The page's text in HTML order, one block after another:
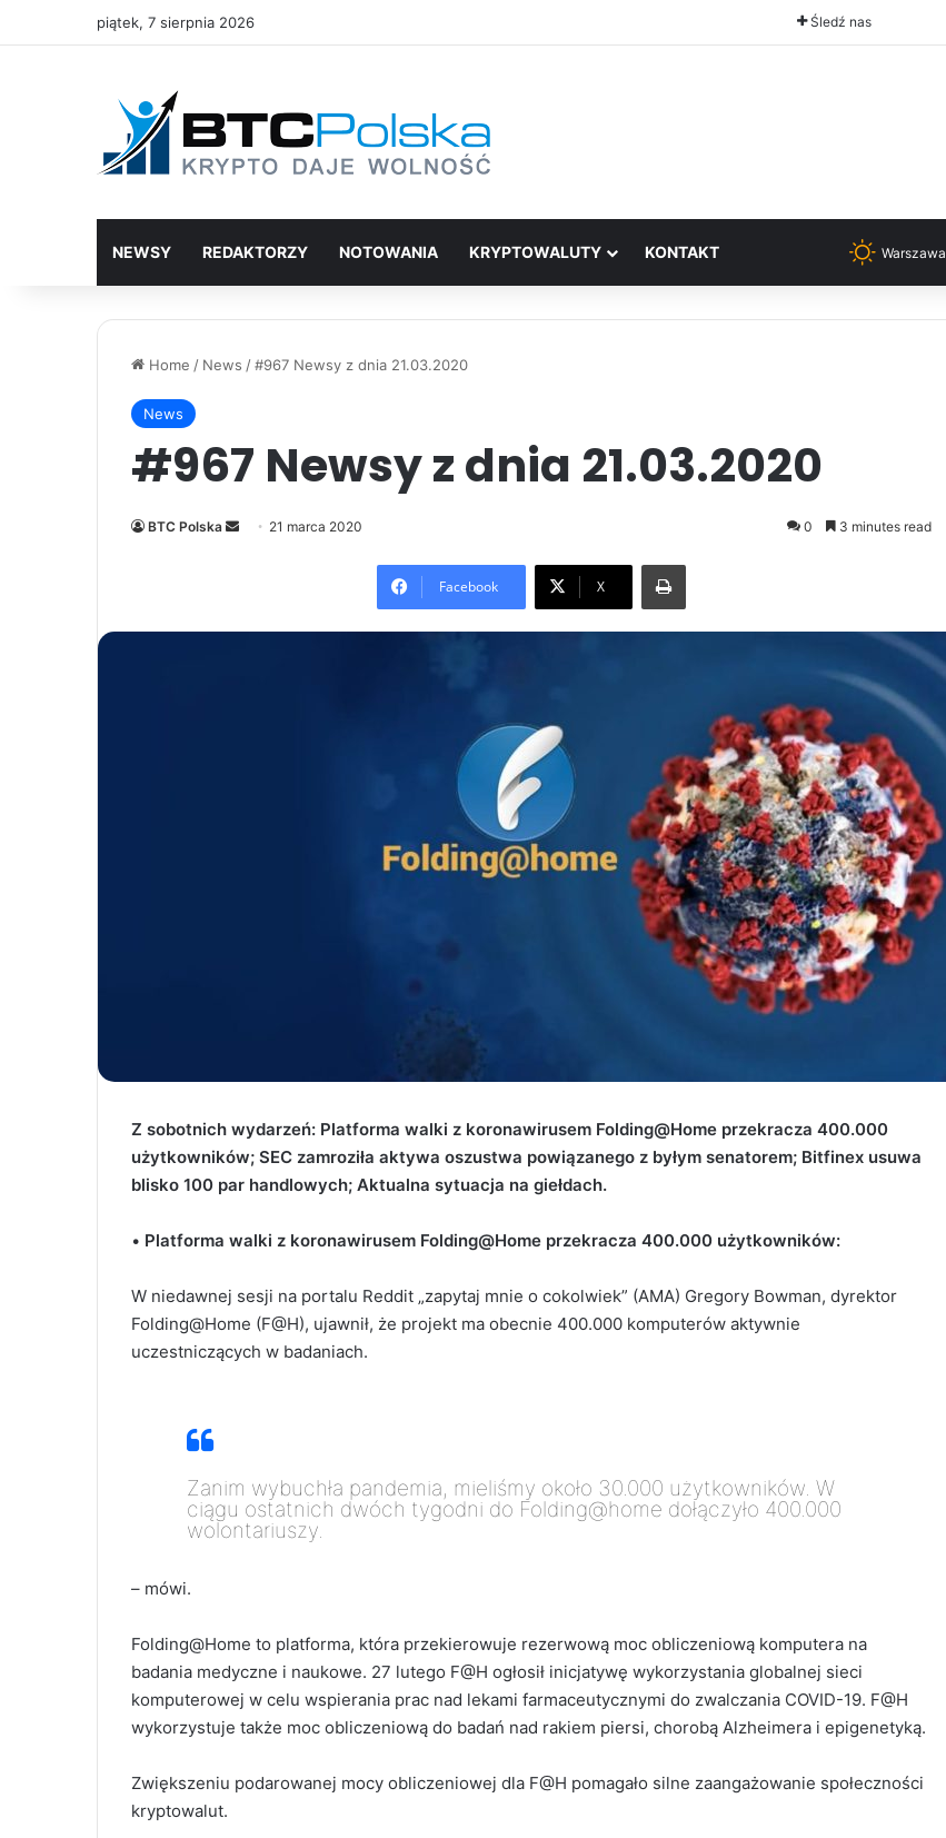
piątek, 7 sierpnia 2026 Śledź nas
NEWSY REDAKTORZY NOTOWANIA KRYPTOWALUTY KONTAKT Warszawa
Home / News /#967 Newsy z dnia 21.03.2020
News
#967 Newsy z dnia 21.03.2020
BTC Polska
Send 21 marca 2020 0 3 minutes read
Facebook X
Print
Z sobotnich wydarzeń: Platforma walki z koronawirusem Folding@Home przekracza 400.000
użytkowników; SEC zamroziła aktywa oszustwa powiązanego z byłym senatorem; Bitfinex usuwa
blisko 100 par handlowych; Aktualna sytuacja na giełdach.
• Platforma walki z koronawirusem Folding@Home przekracza 400.000 użytkowników:
W niedawnej sesji na portalu Reddit „zapytaj mnie o cokolwiek” (AMA) Gregory Bowman, dyrektor
Folding@Home (F@H), ujawnił, że projekt ma obecnie 400.000 komputerów aktywnie
uczestniczących w badaniach.
Zanim wybuchła pandemia, mieliśmy około 30.000 użytkowników. W
ciągu ostatnich dwóch tygodni do Folding@home dołączyło 400.000
wolontariuszy.
– mówi.
Folding@Home to platforma, która przekierowuje rezerwową moc obliczeniową komputera na
badania medyczne i naukowe. 27 lutego F@H ogłosił inicjatywę wykorzystania globalnej sieci
komputerowej w celu wspierania prac nad lekami farmaceutycznymi do zwalczania COVID-19. F@H
wykorzystuje także moc obliczeniową do badań nad rakiem piersi, chorobą Alzheimera i epigenetyką.
Zwiększeniu podarowanej mocy obliczeniowej dla F@H pomagało silne zaangażowanie społeczności
kryptowalut.